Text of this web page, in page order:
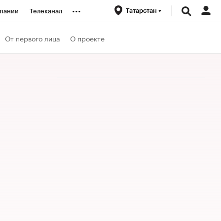
Телеканал ... Татарстан
От первого лица О проекте